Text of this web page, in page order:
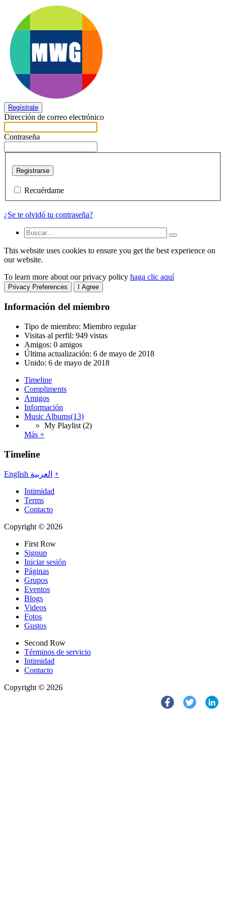
Regístrate
Dirección de correo electrónico
Contraseña
Registrarse
Recuérdame
¿Se te olvidó tu contraseña?
This website uses cookies to ensure you get the best experience on
our website.
To learn more about our privacy policy haga clic aquí
Privacy Preferences I Agree
Información del miembro
Tipo de miembro: Miembro regular
Visitas al perfil: 949 vistas
Amigos: 0 amigos
Última actualización: 6 de mayo de 2018
Unido: 6 de mayo de 2018
Timeline
Compliments
Amigos
Información
Music Albums(13)
My Playlist (2)
Más +
Timeline
English العربية +
Intimidad
Terms
Contacto
Copyright © 2026
First Row
Signup
Iniciar sesión
Páginas
Grupos
Eventos
Blogs
Videos
Fotos
Gustos
Second Row
Términos de servicio
Intimidad
Contacto
Copyright © 2026